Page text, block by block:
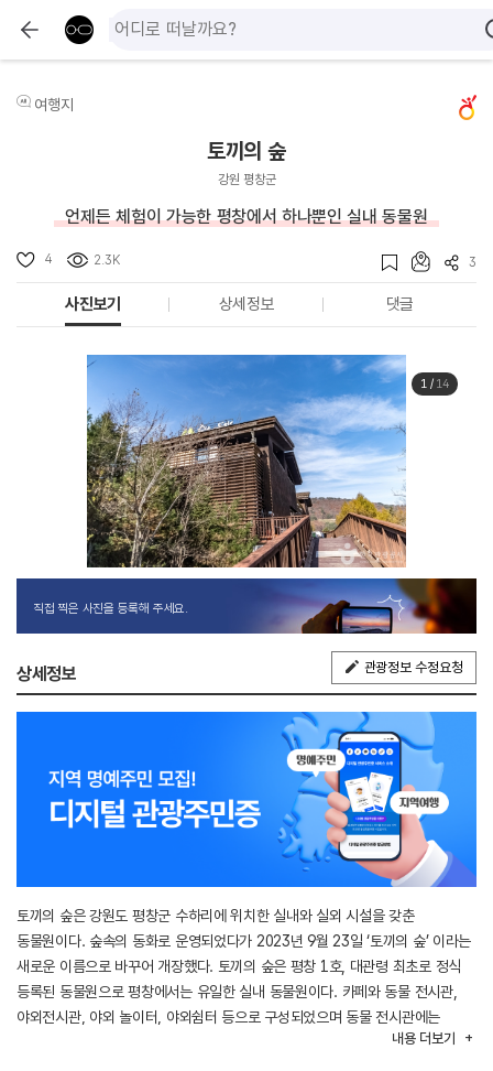
여행지
토끼의 숲
강원 평창군
언제든 체험이 가능한 평창에서 하나뿐인 실내 동물원
4 2.3K 3
사진보기 상세정보 댓글
1 / 14
직접 찍은 사진을 등록해 주세요.
상세정보 관광정보 수정요청
토끼의 숲은 강원도 평창군 수하리에 위치한 실내와 실외 시설을 갖춘
동물원이다. 숲속의 동화로 운영되었다가 2023년 9월 23일 ‘토끼의 숲’ 이라는
새로운 이름으로 바꾸어 개장했다. 토끼의 숲은 평창 1호, 대관령 최초로 정식
등록된 동물원으로 평창에서는 유일한 실내 동물원이다. 카페와 동물 전시관,
야외전시관, 야외 놀이터, 야외쉼터 등으로 구성되었으며 동물 전시관에는
파충류, 조류, 토끼, 기니피그, 캥거루, 고슴도치, 햄스터와 같은 다양한
내용 더보기